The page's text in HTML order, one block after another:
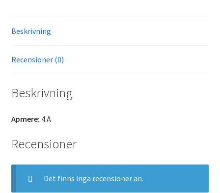
Beskrivning
Recensioner (0)
Beskrivning
Apmere: 4 A
Recensioner
Det finns inga recensioner än.